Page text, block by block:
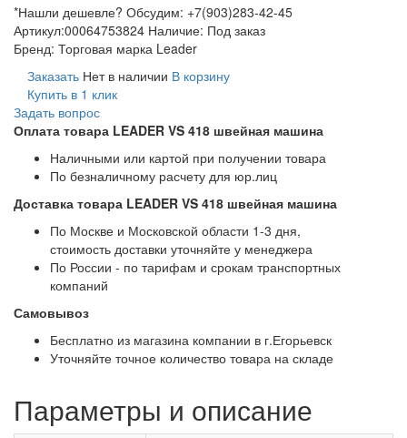
*Нашли дешевле? Обсудим: +7(903)283-42-45
Артикул:00064753824 Наличие: Под заказ
Бренд: Торговая марка Leader
Заказать Нет в наличии В корзину
Купить в 1 клик
Задать вопрос
Оплата товара LEADER VS 418 швейная машина
Наличными или картой при получении товара
По безналичному расчету для юр.лиц
Доставка товара LEADER VS 418 швейная машина
По Москве и Московской области 1-3 дня,
стоимость доставки уточняйте у менеджера
По России - по тарифам и срокам транспортных
компаний
Самовывоз
Бесплатно из магазина компании в г.Егорьевск
Уточняйте точное количество товара на складе
Параметры и описание